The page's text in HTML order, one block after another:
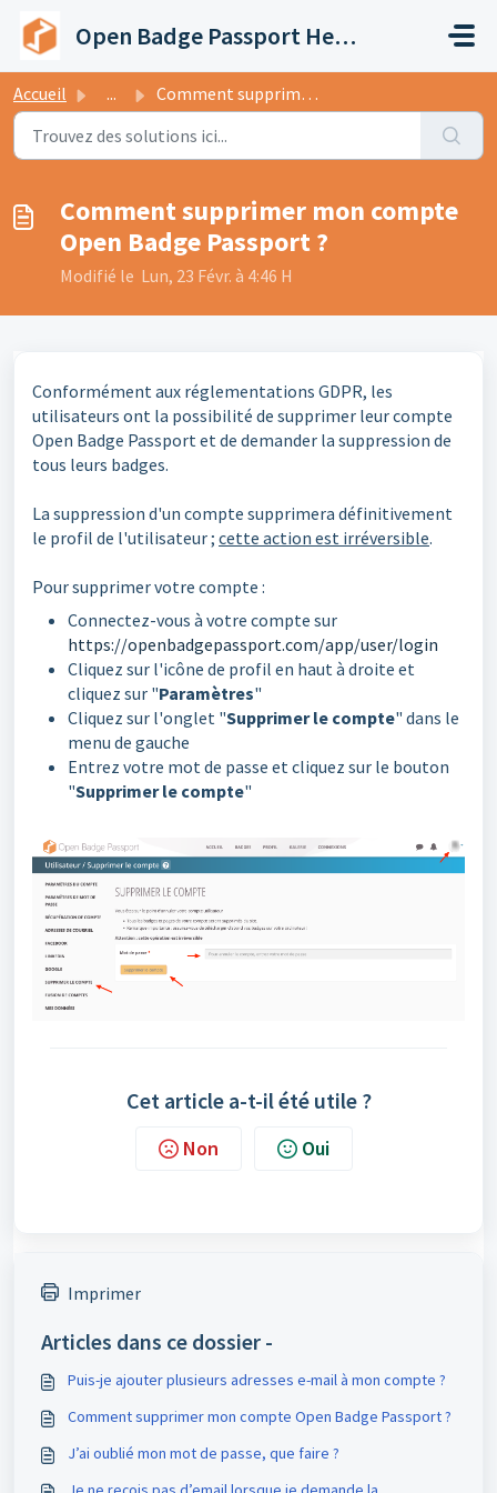
Open Badge Passport Help Center
Accueil ... Comment supprimer mon compte Open Badge Passport ?
Comment supprimer mon compte
Open Badge Passport ?
Modifié le Lun, 23 Févr. à 4:46 H
Conformément aux réglementations GDPR, les
utilisateurs ont la possibilité de supprimer leur compte
Open Badge Passport et de demander la suppression de
tous leurs badges.
La suppression d'un compte supprimera définitivement
le profil de l'utilisateur ; cette action est irréversible.
Pour supprimer votre compte :
Connectez-vous à votre compte sur
https://openbadgepassport.com/app/user/login
Cliquez sur l'icône de profil en haut à droite et
cliquez sur "Paramètres"
Cliquez sur l'onglet "Supprimer le compte" dans le
menu de gauche
Entrez votre mot de passe et cliquez sur le bouton
"Supprimer le compte"
Cet article a-t-il été utile ?
Non Oui
Imprimer
Articles dans ce dossier -
Puis-je ajouter plusieurs adresses e-mail à mon compte ?
Comment supprimer mon compte Open Badge Passport ?
J’ai oublié mon mot de passe, que faire ?